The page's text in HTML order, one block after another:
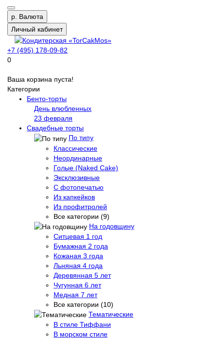
р. Валюта
Личный кабинет
+7 (495) 178-09-82
0
Ваша корзина пуста!
Категории
Бенто-торты
День влюбленных
23 февраля
Свадебные торты
По типу
Классические
Неординарные
Голые (Naked Cake)
Эксклюзивные
С фотопечатью
Из капкейков
Из профитролей
Все категории (9)
На годовщину
Ситцевая 1 год
Бумажная 2 года
Кожаная 3 года
Льняная 4 года
Деревянная 5 лет
Чугунная 6 лет
Медная 7 лет
Все категории (10)
Тематические
В стиле Тиффани
В морском стиле